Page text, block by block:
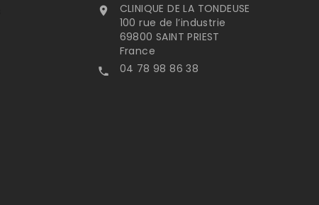

CLINIQUE DE LA TONDEUSE
100 rue de l’industrie
69800 SAINT PRIEST
France
 04 78 98 86 38